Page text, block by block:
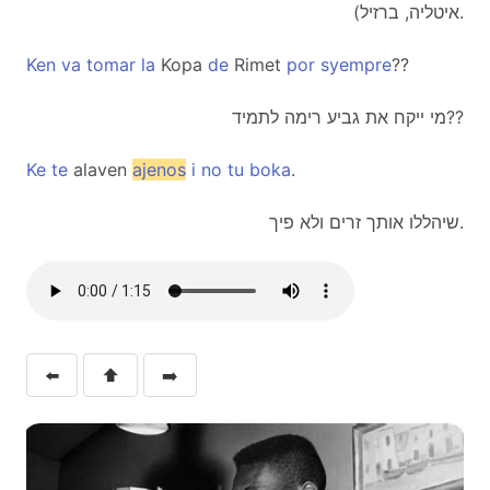
איטליה, ברזיל).
Ken va tomar la Kopa de Rimet por syempre??
מי ייקח את גביע רימה לתמיד??
Ke te alaven ajenos i no tu boka.
שיהללו אותך זרים ולא פיך.
⬅️ ⬆️ ➡️